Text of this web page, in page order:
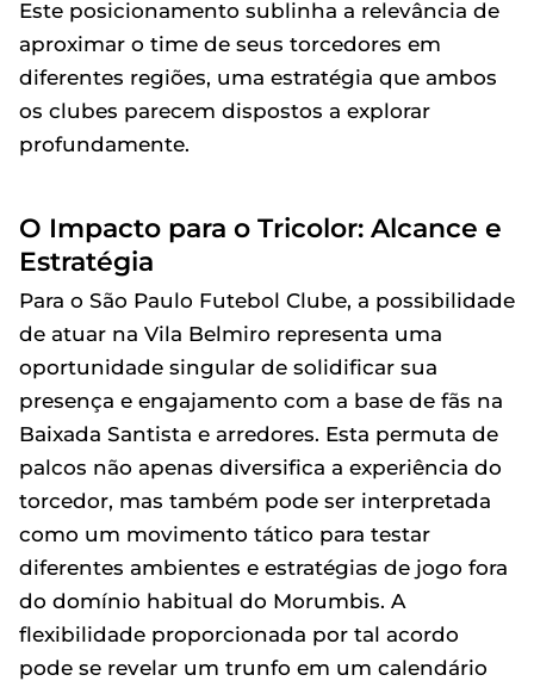
Este posicionamento sublinha a relevância de
aproximar o time de seus torcedores em
diferentes regiões, uma estratégia que ambos
os clubes parecem dispostos a explorar
profundamente.
O Impacto para o Tricolor: Alcance e
Estratégia
Para o São Paulo Futebol Clube, a possibilidade
de atuar na Vila Belmiro representa uma
oportunidade singular de solidificar sua
presença e engajamento com a base de fãs na
Baixada Santista e arredores. Esta permuta de
palcos não apenas diversifica a experiência do
torcedor, mas também pode ser interpretada
como um movimento tático para testar
diferentes ambientes e estratégias de jogo fora
do domínio habitual do Morumbis. A
flexibilidade proporcionada por tal acordo
pode se revelar um trunfo em um calendário